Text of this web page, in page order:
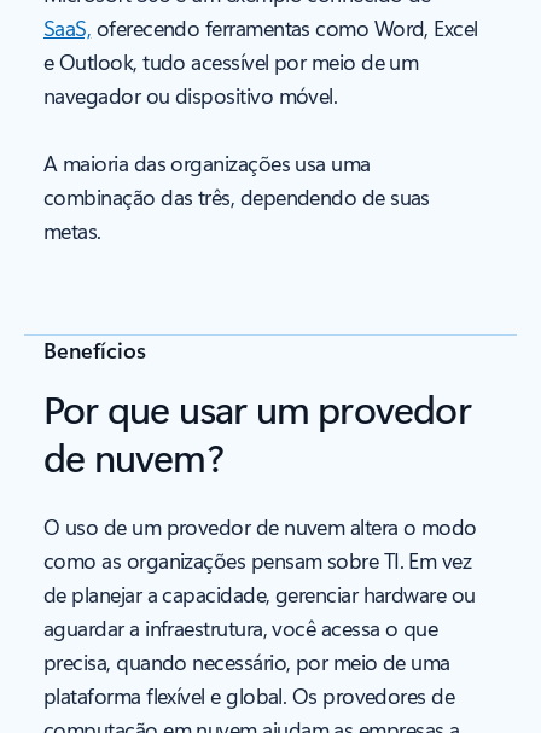
SaaS, oferecendo ferramentas como Word, Excel
e Outlook, tudo acessível por meio de um
navegador ou dispositivo móvel.
A maioria das organizações usa uma
combinação das três, dependendo de suas
metas.
Benefícios
Por que usar um provedor
de nuvem?
O uso de um provedor de nuvem altera o modo
como as organizações pensam sobre TI. Em vez
de planejar a capacidade, gerenciar hardware ou
aguardar a infraestrutura, você acessa o que
precisa, quando necessário, por meio de uma
plataforma flexível e global. Os provedores de